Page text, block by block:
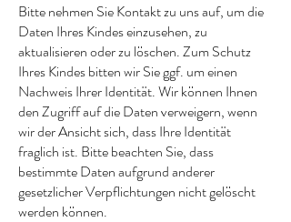
Bitte nehmen Sie Kontakt zu uns auf, um die
Daten Ihres Kindes einzusehen, zu
aktualisieren oder zu löschen. Zum Schutz
Ihres Kindes bitten wir Sie ggf. um einen
Nachweis Ihrer Identität. Wir können Ihnen
den Zugriff auf die Daten verweigern, wenn
wir der Ansicht sich, dass Ihre Identität
fraglich ist. Bitte beachten Sie, dass
bestimmte Daten aufgrund anderer
gesetzlicher Verpflichtungen nicht gelöscht
werden können.